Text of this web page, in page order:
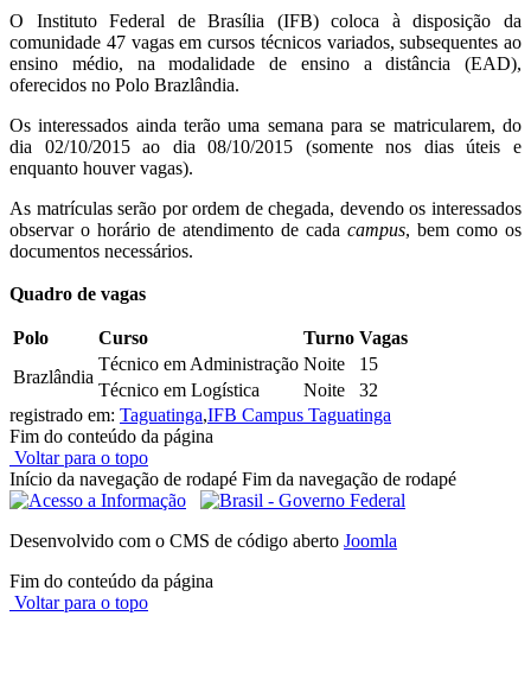
O Instituto Federal de Brasília (IFB) coloca à disposição da
comunidade 47 vagas em cursos técnicos variados, subsequentes ao
ensino médio, na modalidade de ensino a distância (EAD),
oferecidos no Polo Brazlândia.
Os interessados ainda terão uma semana para se matricularem, do
dia 02/10/2015 ao dia 08/10/2015 (somente nos dias úteis e
enquanto houver vagas).
As matrículas serão por ordem de chegada, devendo os interessados
observar o horário de atendimento de cada campus, bem como os
documentos necessários.
Quadro de vagas
Polo Curso Turno Vagas
Brazlândia
Técnico em Administração Noite
15
Técnico em Logística
Noite
32
registrado em: Taguatinga,IFB Campus Taguatinga
Fim do conteúdo da página
Voltar para o topo
Início da navegação de rodapé Fim da navegação de rodapé
Desenvolvido com o CMS de código aberto Joomla
Fim do conteúdo da página
Voltar para o topo